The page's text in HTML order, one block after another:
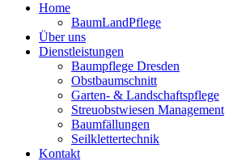
Home
BaumLandPflege
Über uns
Dienstleistungen
Baumpflege Dresden
Obstbaumschnitt
Garten- & Landschaftspflege
Streuobstwiesen Management
Baumfällungen
Seilklettertechnik
Kontakt